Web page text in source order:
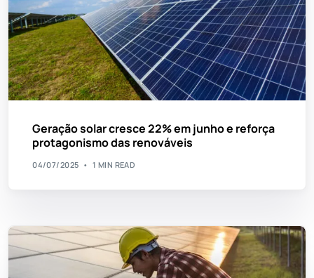
Geração solar cresce 22% em junho e reforça
protagonismo das renováveis
04/07/2025 1 MIN READ